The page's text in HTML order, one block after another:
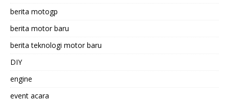
berita motogp
berita motor baru
berita teknologi motor baru
DIY
engine
event acara